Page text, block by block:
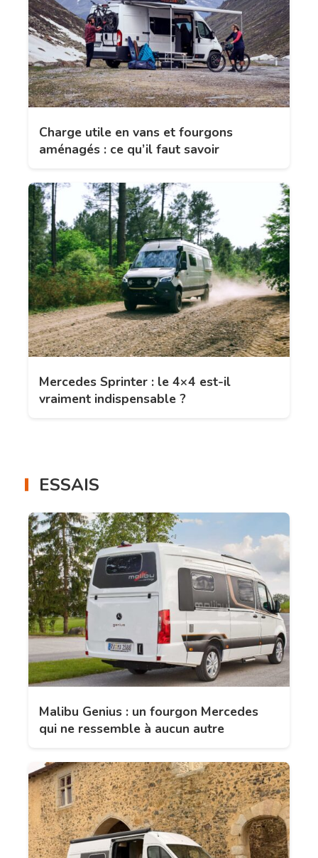
Charge utile en vans et fourgons
aménagés : ce qu’il faut savoir
Mercedes Sprinter : le 4×4 est-il
vraiment indispensable ?
ESSAIS
Malibu Genius : un fourgon Mercedes
qui ne ressemble à aucun autre